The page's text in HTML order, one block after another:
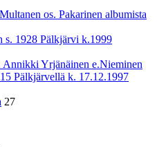
os. Pakarinen albumista
s. 1928 Pälkjärvi k.1999
Yrjänäinen e.Nieminen
Pälkjärvellä k. 17.12.1997
27